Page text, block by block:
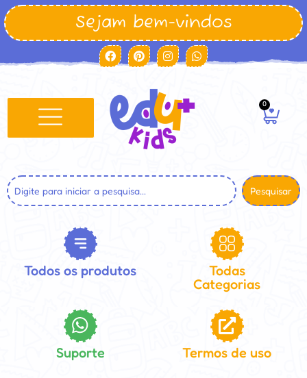
Sejam bem-vindos
0
Pesquisar
Todos os produtos
Todas
Categorias
Suporte Termos de uso